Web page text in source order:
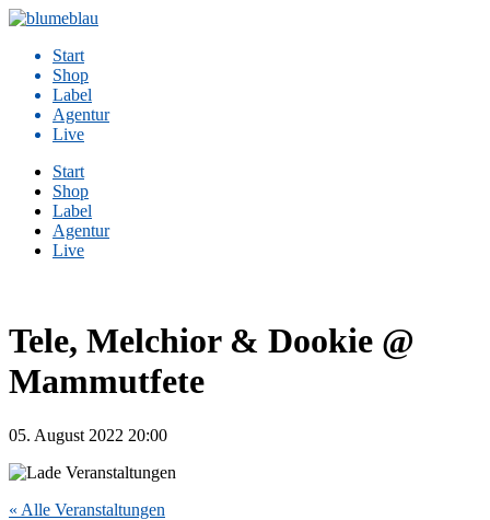
Zum
springenStart
Shop
Label
Agentur
Live
Start
Shop
Label
Agentur
Live
Tele, Melchior & Dookie @
Mammutfete
05. August 2022 20:00
« Alle Veranstaltungen